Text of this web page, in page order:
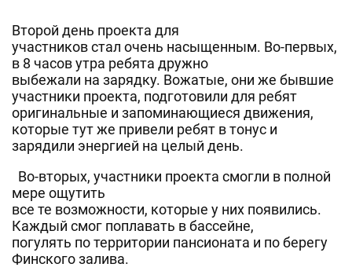
Второй день проекта для
участников стал очень насыщенным. Во-первых,
в 8 часов утра ребята дружно
выбежали на зарядку. Вожатые, они же бывшие
участники проекта, подготовили для ребят
оригинальные и запоминающиеся движения,
которые тут же привели ребят в тонус и
зарядили энергией на целый день.
Во-вторых, участники проекта смогли в полной
мере ощутить
все те возможности, которые у них появились.
Каждый смог поплавать в бассейне,
погулять по территории пансионата и по берегу
Финского залива.